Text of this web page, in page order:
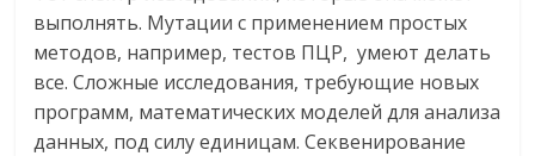
выполнять. Мутации с применением простых
методов, например, тестов ПЦР, умеют делать
все. Сложные исследования, требующие новых
программ, математических моделей для анализа
данных, под силу единицам. Секвенирование